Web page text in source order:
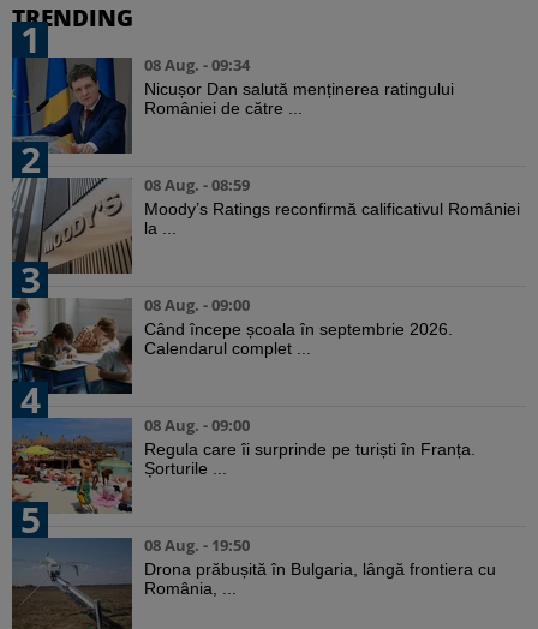
TRENDING
1
08 Aug. - 09:34
Nicușor Dan salută menținerea ratingului
României de către ...
2
08 Aug. - 08:59
Moody’s Ratings reconfirmă calificativul României
la ...
3
08 Aug. - 09:00
Când începe școala în septembrie 2026.
Calendarul complet ...
4
08 Aug. - 09:00
Regula care îi surprinde pe turiști în Franța.
Șorturile ...
5
08 Aug. - 19:50
Drona prăbușită în Bulgaria, lângă frontiera cu
România, ...